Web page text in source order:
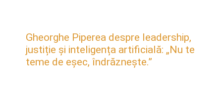
Gheorghe Piperea despre leadership,
justiție și inteligența artificială: „Nu te
teme de eșec, îndrăznește.”